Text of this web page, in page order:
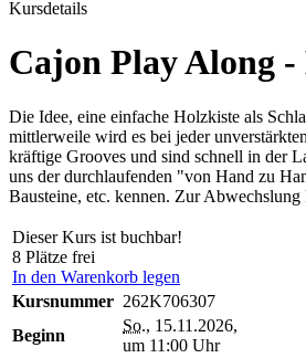
Kursdetails
Cajon Play Along
Die Idee, eine einfache Holzkiste als
mittlerweile wird es bei jeder
kräftige Grooves und sind schnell in der
uns der durchlaufenden "von Hand zu
Bausteine, etc. kennen. Zur
Dieser Kurs ist buchbar!
8 Plätze frei
In den Warenkorb legen
Kursnummer 262K706307
Beginn
So., 15.11.2026,
um 11:00 Uhr